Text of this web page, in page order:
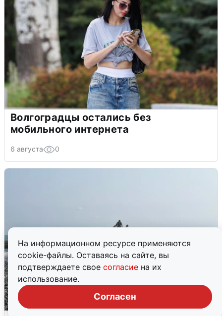
На информационном ресурсе применяются
cookie-файлы. Оставаясь на сайте, вы
подтверждаете свое согласие на их
использование.
Согласен
Волгоградцы остались без
мобильного интернета
6 августа 0